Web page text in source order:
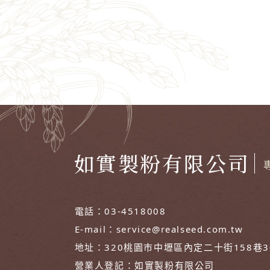
如實製粉有限公司
電話：03-4518008
E-mail： service@realseed.com.tw
地址：320桃園市中壢區內定二十街158巷
營業人登記：如實製粉有限公司